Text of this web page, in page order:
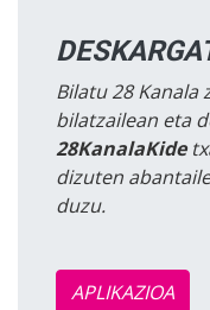
Bilatu 28 Kanala
bilatzailean eta
28KanalaKide
dizuten
duzu.
APLIKAZIOA